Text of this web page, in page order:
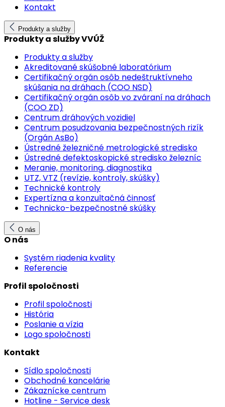
Kontakt
Produkty a služby
Produkty a služby VVÚŽ
Produkty a služby
Akreditované skúšobné laboratórium
Certifikačný orgán osôb nedeštruktívneho
skúšania na dráhach (COO NSD)
Certifikačný orgán osôb vo zváraní na dráhach
(COO ZD)
Centrum dráhových vozidiel
Centrum posudzovania bezpečnostných rizík
(Orgán AsBo)
Ústredné železničné metrologické stredisko
Ústredné defektoskopické stredisko železníc
Meranie, monitoring, diagnostika
UTZ, VTZ (revízie, kontroly, skúšky)
Technické kontroly
Expertízna a konzultačná činnosť
Technicko-bezpečnostné skúšky
O nás
O nás
Systém riadenia kvality
Referencie
Profil spoločnosti
Profil spoločnosti
História
Poslanie a vízia
Logo spoločnosti
Kontakt
Sídlo spoločnosti
Obchodné kancelárie
Zákaznícke centrum
Hotline - Service desk